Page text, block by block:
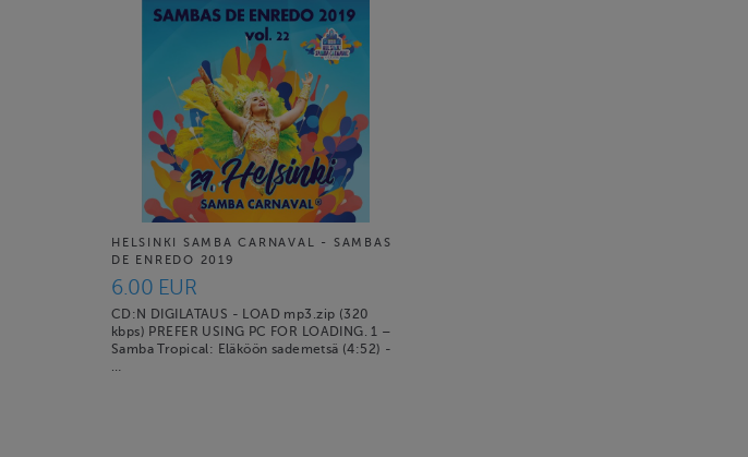
HELSINKI SAMBA CARNAVAL - SAMBAS
DE ENREDO 2019
6.00 EUR
CD:N DIGILATAUS - LOAD mp3.zip (320
kbps) PREFER USING PC FOR LOADING. 1 –
Samba Tropical: Eläköön sademetsä (4:52) -
…